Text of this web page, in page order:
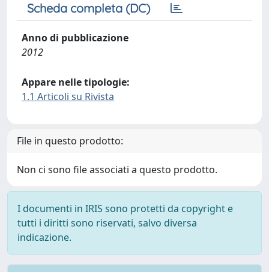
Scheda completa (DC)
Anno di pubblicazione
2012
Appare nelle tipologie:
1.1 Articoli su Rivista
File in questo prodotto:
Non ci sono file associati a questo prodotto.
I documenti in IRIS sono protetti da copyright e
tutti i diritti sono riservati, salvo diversa
indicazione.